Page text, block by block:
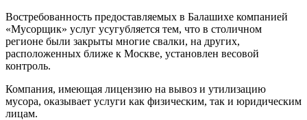
Востребованность предоставляемых в Балашихе компанией
«Мусорщик» услуг усугубляется тем, что в столичном
регионе были закрыты многие свалки, на других,
расположенных ближе к Москве, установлен весовой
контроль.
Компания, имеющая лицензию на вывоз и утилизацию
мусора, оказывает услуги как физическим, так и юридическим
лицам.